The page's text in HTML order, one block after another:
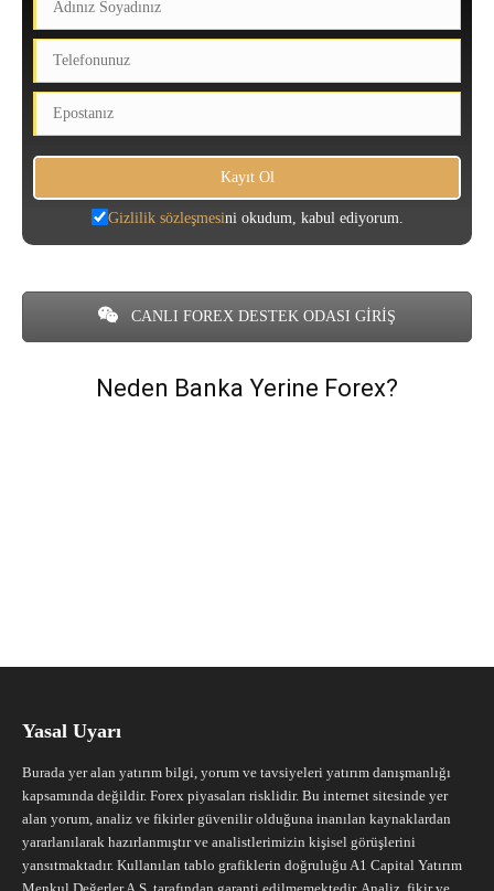
Gizlilik sözleşmesini okudum, kabul ediyorum.
CANLI FOREX DESTEK ODASI GİRİŞ
Neden Banka Yerine Forex?
Yasal Uyarı
Burada yer alan yatırım bilgi, yorum ve tavsiyeleri yatırım danışmanlığı
kapsamında değildir. Forex piyasaları risklidir. Bu internet sitesinde yer
alan yorum, analiz ve fikirler güvenilir olduğuna inanılan kaynaklardan
yararlanılarak hazırlanmıştır ve analistlerimizin kişisel görüşlerini
yansıtmaktadır. Kullanılan tablo grafiklerin doğruluğu A1 Capital Yatırım